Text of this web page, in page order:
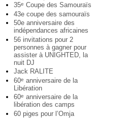
35e Coupe des Samouraïs
43e coupe des samouraïs
50e anniversaire des
indépendances africaines
56 invitations pour 2
personnes à gagner pour
assister à UNIGHTED, la
nuit DJ
Jack RALITE
60e anniversaire de la
Libération
60e anniversaire de la
libération des camps
60 piges pour l’Omja